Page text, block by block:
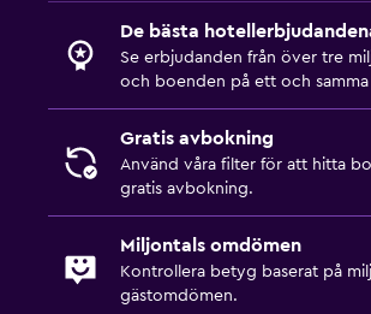
De bästa
Se erbjudanden från över tre
och boenden på ett och samma
Gratis avbokning
Använd våra filter för att hitta
gratis avbokning.
Miljontals omdömen
Kontrollera betyg baserat på
gästomdömen.